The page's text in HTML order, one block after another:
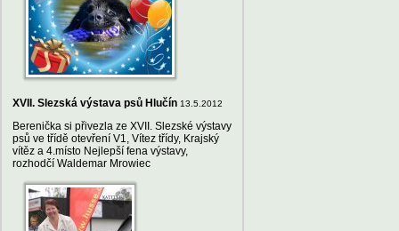
XVII. Slezská výstava psů Hlučín 13.5.2012
Berenička si přivezla ze XVII. Slezské výstavy
psů ve třídě otevření V1, Vítez třídy, Krajský
vítěz a 4.místo Nejlepší fena výstavy,
rozhodčí Waldemar Mrowiec